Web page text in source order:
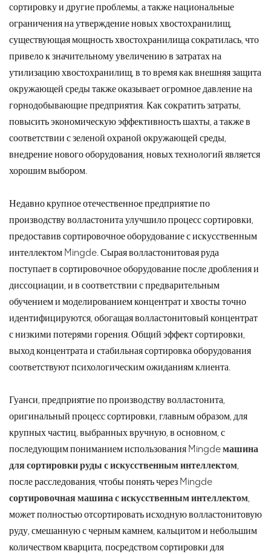
сортировку и другие проблемы, а также национальные
ограничения на утверждение новых хвостохранилищ,
существующая мощность хвостохранилища сократилась, что
привело к значительному увеличению в затратах на
утилизацию хвостохранилищ, в то время как внешняя защита
окружающей среды также оказывает огромное давление на
горнодобывающие предприятия. Как сократить затраты,
повысить экономическую эффективность шахты, а также в
соответствии с зеленой охраной окружающей среды,
внедрение нового оборудования, новых технологий является
хорошим выбором.
Недавно крупное отечественное предприятие по
производству волластонита улучшило процесс сортировки,
предоставив сортировочное оборудование с искусственным
интеллектом Mingde. Сырая волластонитовая руда
поступает в сортировочное оборудование после дробления и
диссоциации, и в соответствии с предварительным
обучением и моделированием концентрат и хвосты точно
идентифицируются, обогащая волластонитовый концентрат
с низкими потерями горения. Общий эффект сортировки,
выход концентрата и стабильная сортировка оборудования
соответствуют психологическим ожиданиям клиента.
Гуанси, предприятие по производству волластонита,
оригинальный процесс сортировки, главным образом, для
крупных частиц, выбранных вручную, в основном, с
последующим пониманием использования Mingdeмашина
для сортировки руды с искусственным интеллектом,
после расследования, чтобы понять через Mingde
сортировочная машина с искусственным интеллектом,
может полностью отсортировать исходную волластонитовую
руду, смешанную с черным камнем, кальцитом и небольшим
количеством кварцита, посредством сортировки для